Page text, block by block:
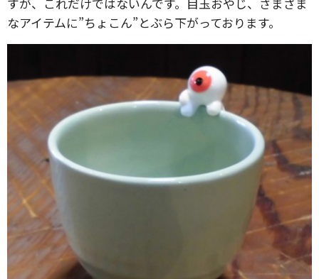
なアイテムに”ちょこん”とぶら下がっております。